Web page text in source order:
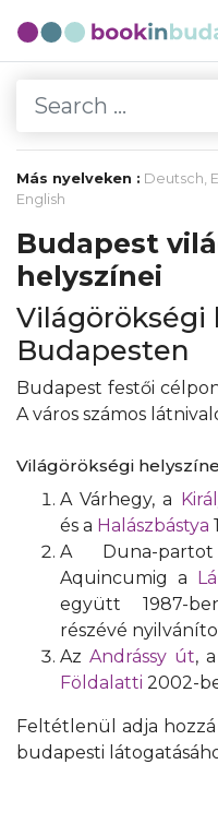
Más nyelveken : Deutsch,
English
Budapest
helyszínei
Világörökségi
Budapesten
Budapest festői
A város számos
Világörökségi
A Várhegy, a
és a Halászbástya
A Duna-
Aquincumig a
együtt 1987-
részévé
Az Andrássy út, a
Földalatti 2002-
Feltétlenül adja
budapesti